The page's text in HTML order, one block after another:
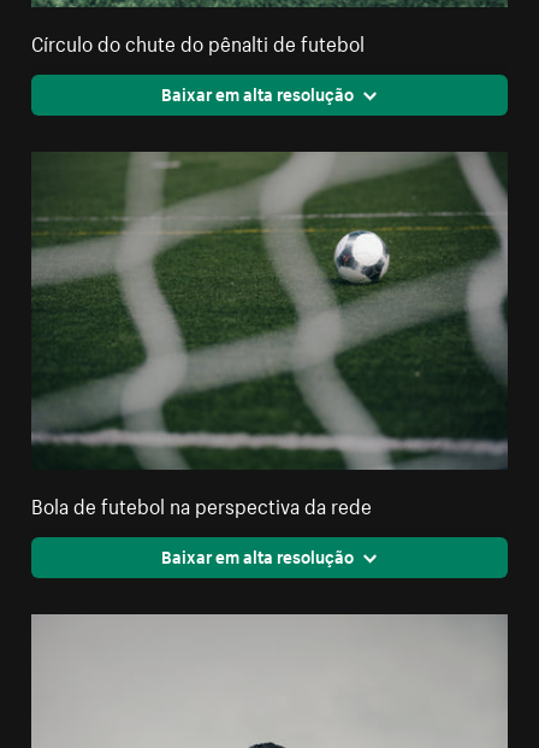
Círculo do chute do pênalti de futebol
Baixar em alta resolução
Bola de futebol na perspectiva da rede
Baixar em alta resolução